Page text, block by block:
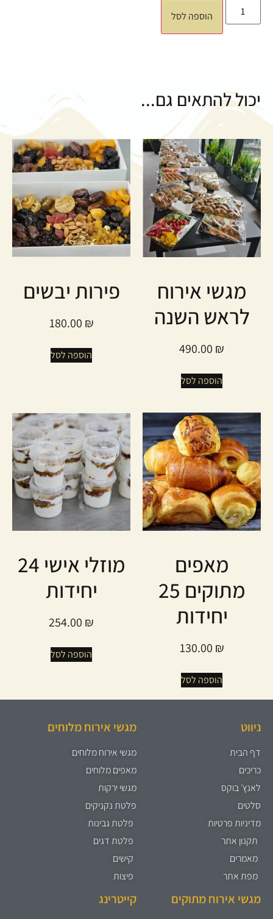
הוספה לסל
יכול להתאים גם...
מגשי אירוח
לראש השנה
490.00 ₪
הוספה לסל
פירות יבשים
180.00 ₪
הוספה לסל
מאפים
מתוקים 25
יחידות
130.00 ₪
הוספה לסל
מוזלי אישי 24
יחידות
254.00 ₪
הוספה לסל
ניווט
דף הבית
כריכים
לאנץ׳ בוקס
סלטים
מדיניות פרטיות
תקנון אתר
מאמרים
מפת אתר
מגשי אירוח מלוחים
מגשי אירוח מלוחים
מאפים מלוחים
מגשי ירקות
פלטת נקניקים
פלטת גבינות
פלטת דגים
קישים
פיצות
מגשי אירוח מתוקים קייטרינג